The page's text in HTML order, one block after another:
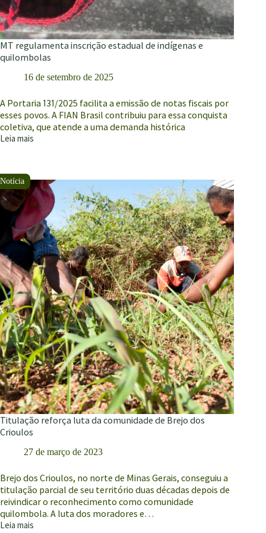
MT regulamenta inscrição estadual de indígenas e
quilombolas
16 de setembro de 2025
A Portaria 131/2025 facilita a emissão de notas fiscais por
esses povos. A FIAN Brasil contribuiu para essa conquista
coletiva, que atende a uma demanda histórica
Leia mais
MT
estadual
de
indígenas
e
quilombolas
Titulação reforça luta da comunidade de Brejo dos
Crioulos
27 de março de 2023
Brejo dos Crioulos, no norte de Minas Gerais, conseguiu a
titulação parcial de seu território duas décadas depois de
reivindicar o reconhecimento como comunidade
quilombola. A luta dos moradores e…
Leia mais
Titulação